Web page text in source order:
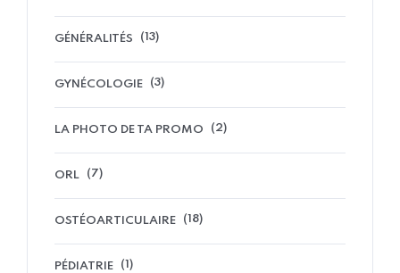
GÉNÉRALITÉS (13)
GYNÉCOLOGIE (3)
LA PHOTO DE TA PROMO (2)
ORL (7)
OSTÉOARTICULAIRE (18)
PÉDIATRIE (1)